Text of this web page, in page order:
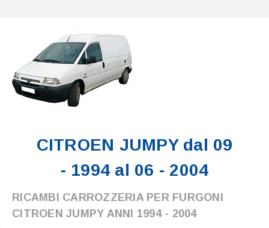
CITROEN JUMPY dal 09
- 1994 al 06 - 2004
RICAMBI CARROZZERIA PER FURGONI
CITROEN JUMPY ANNI 1994 - 2004